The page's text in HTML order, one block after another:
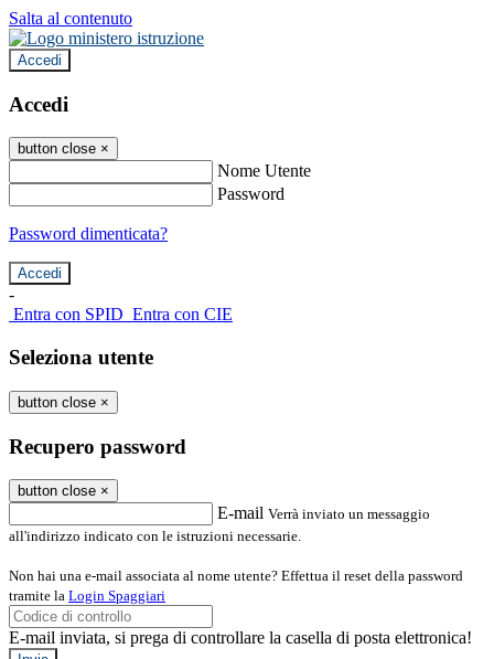
Salta al contenuto
Accedi
Accedi
button close ×
Nome Utente
Password
Password dimenticata?
-
Entra con SPID Entra con CIE
Seleziona utente
button close ×
Recupero password
button close ×
E-mail Verrà inviato un messaggio
all'indirizzo indicato con le istruzioni necessarie.
Non hai una e-mail associata al nome utente? Effettua il reset della password
tramite la Login Spaggiari
E-mail inviata, si prega di controllare la casella di posta elettronica!